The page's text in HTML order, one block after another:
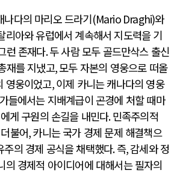
다의 마리오 드라기(Mario Draghi)와
리아와 유럽에서 계속해서 지도력을 기
런 존재다.두 사람 모두 골드만삭스 출신
재를 지냈고,모두 자본의 영웅으로 떠올
영웅이었고,이제 카니는 캐나다의 영웅
들에서는 지배계급이 곤경에 처할 때마
에게 구원의 손길을 내민다.민족주의적
불어,카니는 국가 경제 문제 해결책으
주의 경제 공식을 채택했다.즉,감세와 정
의 경제적 아이디어에 대해서는 필자의